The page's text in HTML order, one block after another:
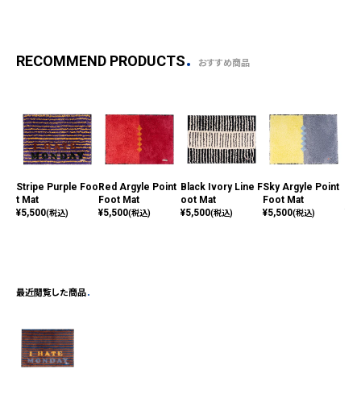
RECOMMEND PRODUCTS おすすめ商品
Stripe Purple Foo
t Mat
¥5,500(税込)
Red Argyle Point
Foot Mat
¥5,500(税込)
Black Ivory Line F
oot Mat
¥5,500(税込)
Sky Argyle Point
Foot Mat
¥5,500(税込)
最近閲覧した商品